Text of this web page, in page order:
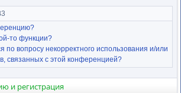
то функции?
по вопросу некорректного использования и/или
связанных с этой конференцией?
и регистрация